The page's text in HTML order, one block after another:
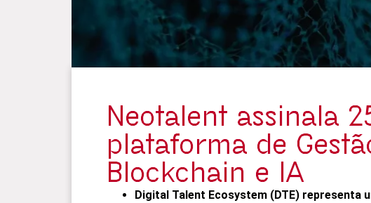
Neotalent assinala
plataforma de
Blockchain e IA
Digital Talent Ecosystem (DTE)